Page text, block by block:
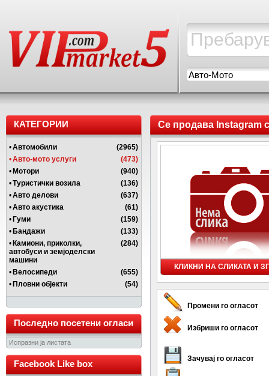
Авто-Мото
КАТЕГОРИИ
•Автомобили
(2965)
•Авто-мото услуги
(473)
• Мотори
(940)
•Туристички возила
(136)
•Авто делови
(637)
•Авто акустика
(61)
• Гуми
(159)
• Бандажи
(133)
• Камиони, приколки,
автобуси и земјоделски
машини
(284)
• Велосипеди
(655)
• Пловни објекти (54)
Последно посетени огласи
Испразни ја листата
Facebook Like box
Се продава Instagram
КЛИКНИ НА СЛИКАТА И
Промени го огласот
Избриши го огласот
Зачувај го огласот